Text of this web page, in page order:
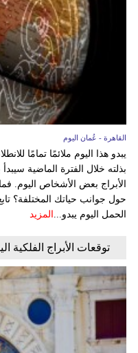
القاهرة - عُمان اليوم
يبدو هذا اليوم ملائمًا تمامًا
بذلته خلال الفترة الماضية
الأبراج بعض الأشخاص اليوم.
حول جوانب حياتك المختلفة؟
الحمل اليوم يبدو... المزيد
توقعات الأبراج الفلكية اليوم الأربعاء